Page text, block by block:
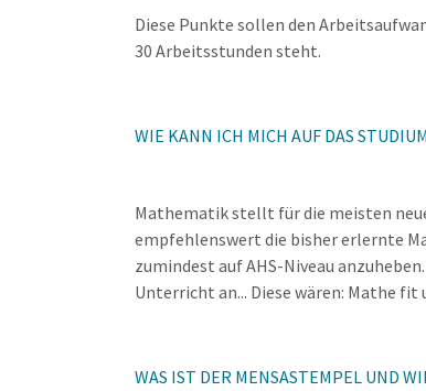
Diese Punkte sollen den
30 Arbeitsstunden steht.
WIE KANN ICH MICH AUF DAS
Mathematik stellt für die meisten
empfehlenswert die bisher erlernte
zumindest auf AHS-Niveau
Unterricht an... Diese wären: Mathe
WAS IST DER MENSASTEMPEL UND